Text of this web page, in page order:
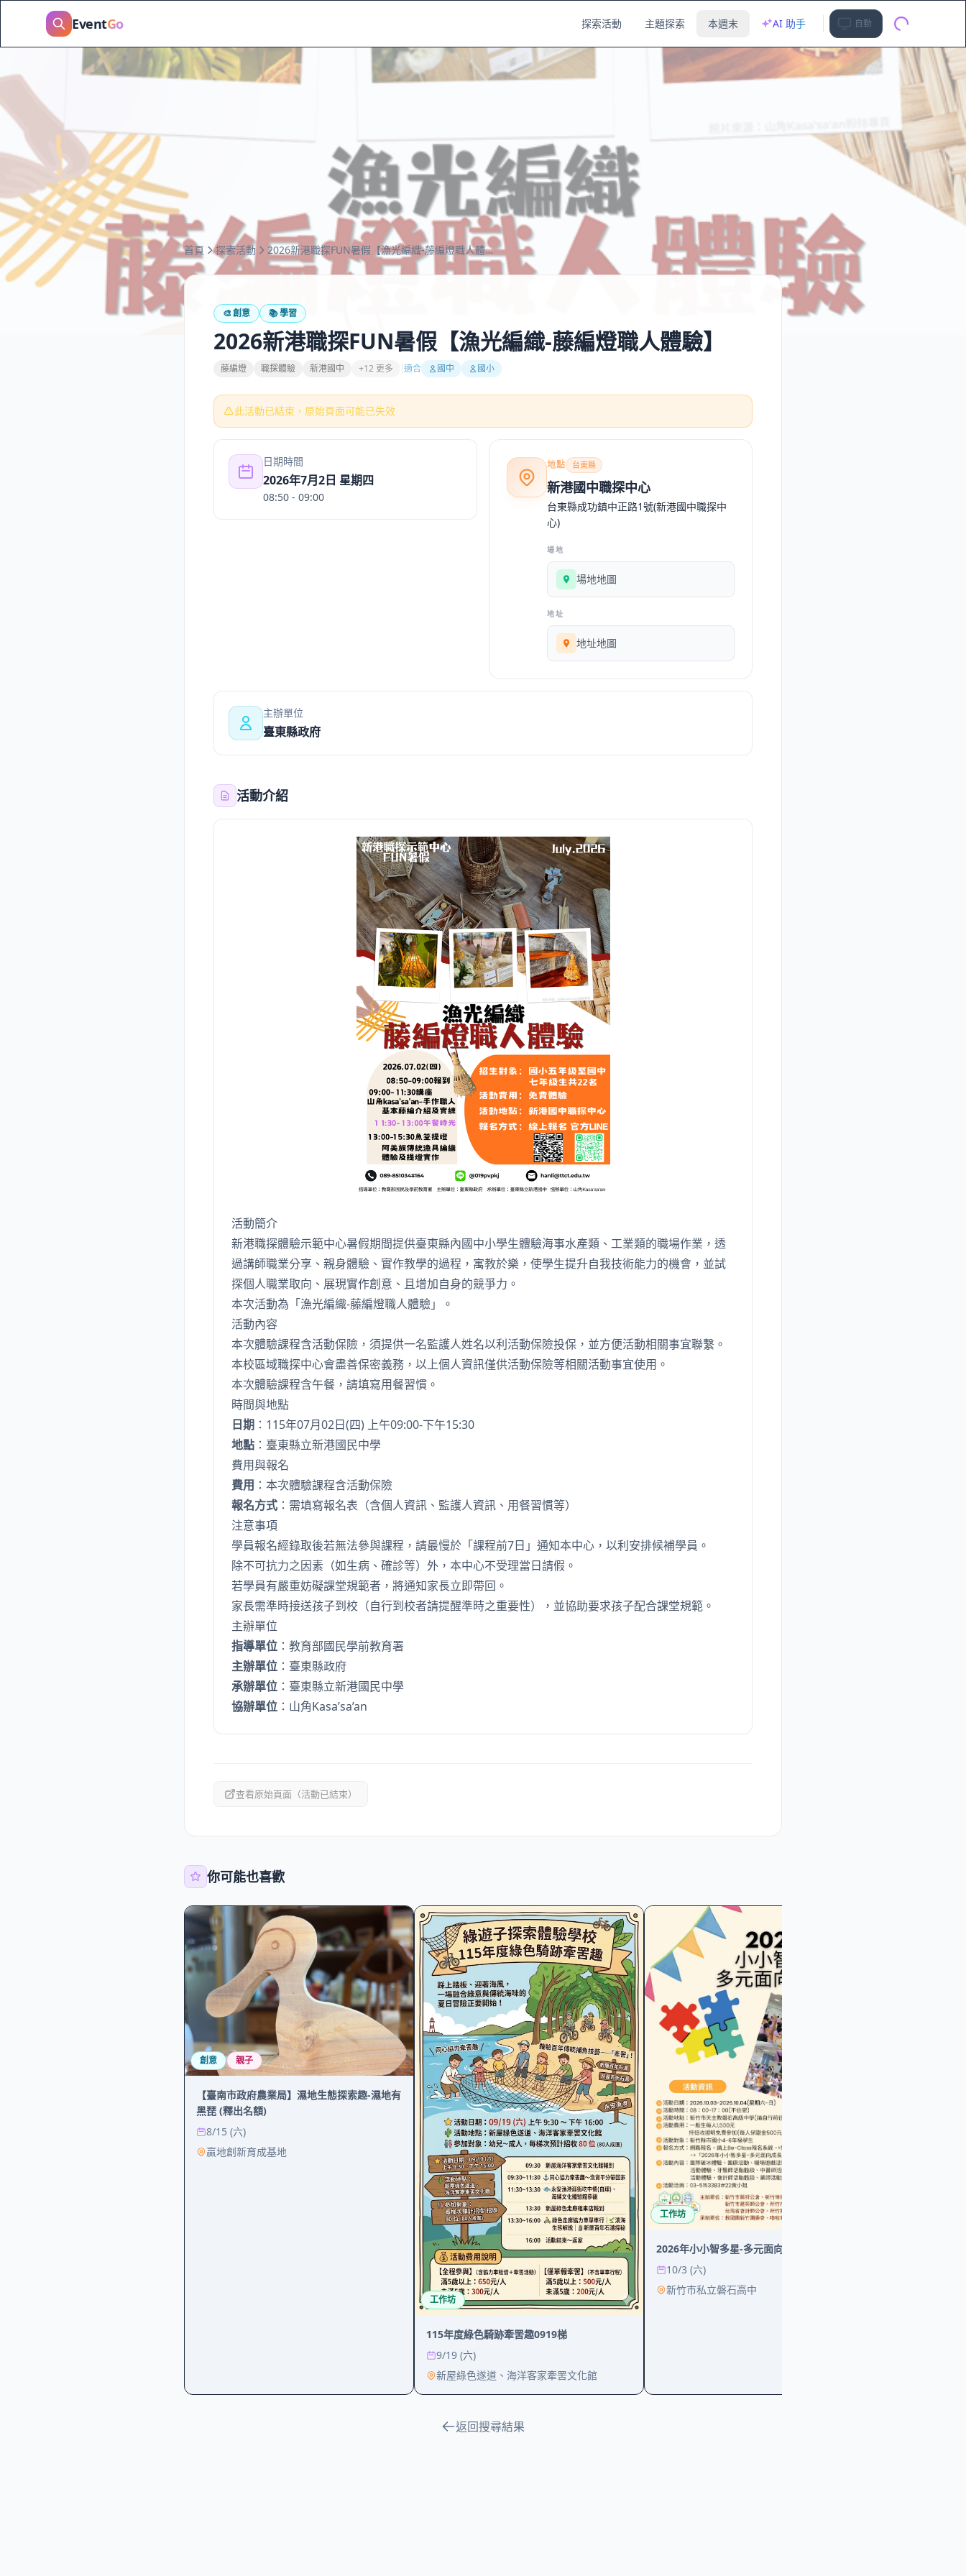
EventGo 探索活動 主題探索 本週末 AI 助手 自動
首頁 探索活動 2026新港職探FUN暑假【漁光編織-藤編燈職人體驗】
🎨創意 📚學習
2026新港職探FUN暑假【漁光編織-藤編燈職人體驗】
藤編燈 職探體驗 新港國中 +12 更多 適合 國中 國小
此活動已結束，原始頁面可能已失效
日期時間
2026年7月2日 星期四
08:50 - 09:00
地點 台東縣
新港國中職探中心
台東縣成功鎮中正路1號(新港國中職探中
心)
場地
場地地圖
地址
地址地圖
主辦單位
臺東縣政府
活動介紹
活動簡介
新港職探體驗示範中心暑假期間提供臺東縣內國中小學生體驗海事水產類、工業類的職場作業，透
過講師職業分享、親身體驗、實作教學的過程，寓教於樂，使學生提升自我技術能力的機會，並試
探個人職業取向、展現實作創意、且增加自身的競爭力。
本次活動為「漁光編織-藤編燈職人體驗」。
活動內容
本次體驗課程含活動保險，須提供一名監護人姓名以利活動保險投保，並方便活動相關事宜聯繫。
本校區域職探中心會盡善保密義務，以上個人資訊僅供活動保險等相關活動事宜使用。
本次體驗課程含午餐，請填寫用餐習慣。
時間與地點
日期 ：115年07月02日(四) 上午09:00-下午15:30
地點 ：臺東縣立新港國民中學
費用與報名
費用 ：本次體驗課程含活動保險
報名方式 ：需填寫報名表（含個人資訊、監護人資訊、用餐習慣等）
注意事項
學員報名經錄取後若無法參與課程，請最慢於「課程前7日」通知本中心，以利安排候補學員。
除不可抗力之因素（如生病、確診等）外，本中心不受理當日請假。
若學員有嚴重妨礙課堂規範者，將通知家長立即帶回。
家長需準時接送孩子到校（自行到校者請提醒準時之重要性），並協助要求孩子配合課堂規範。
主辦單位
指導單位 ：教育部國民學前教育署
主辦單位 ：臺東縣政府
承辦單位 ：臺東縣立新港國民中學
協辦單位 ：山角Kasa’sa’an
查看原始頁面（活動已結束）
你可能也喜歡
創意 親子
【臺南市政府農業局】濕地生態探索趣-濕地有
黑琵 (釋出名額)
8/15 (六)
贏地創新育成基地
工作坊
115年度綠色騎跡牽罟趣0919梯
9/19 (六)
新屋綠色遂道、海洋客家牽罟文化館
工作坊
2026年小小智多星-多元面向成長營
10/3 (六)
新竹市私立磐石高中
返回搜尋結果